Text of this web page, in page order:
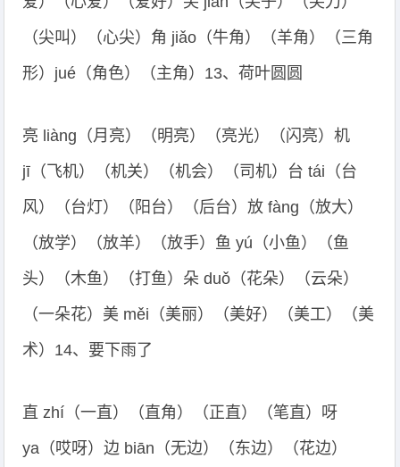
（尖叫）（心尖）角 jiǎo（牛角）（羊角）（三角
形）jué（角色）（主角）13、荷叶圆圆
亮 liàng（月亮）（明亮）（亮光）（闪亮）机
jī（飞机）（机关）（机会）（司机）台 tái（台
风）（台灯）（阳台）（后台）放 fàng（放大）
（放学）（放羊）（放手）鱼 yú（小鱼）（鱼
头）（木鱼）（打鱼）朵 duǒ（花朵）（云朵）
（一朵花）美 měi（美丽）（美好）（美工）（美
术）14、要下雨了
直 zhí（一直）（直角）（正直）（笔直）呀
ya（哎呀）边 biān（无边）（东边）（花边）